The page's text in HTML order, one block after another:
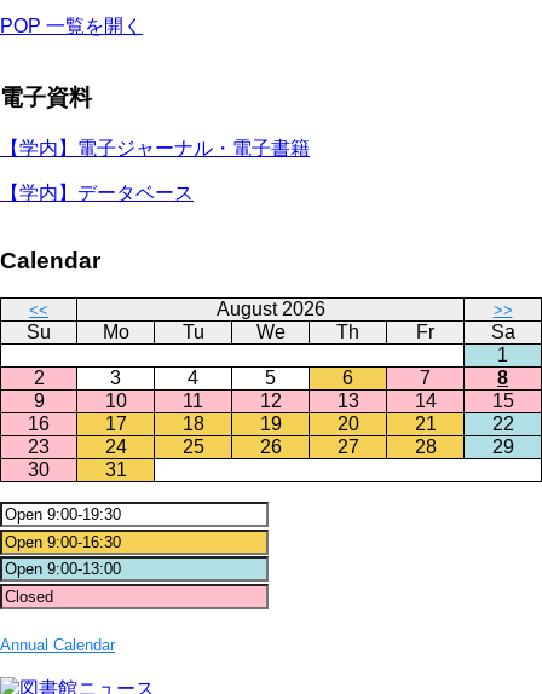
POP 一覧を開く
電子資料
【学内】電子ジャーナル・電子書籍
【学内】データベース
Calendar
<< August 2026 >>
Su Mo Tu We Th Fr
Sa
1
2
3 4 5 6 7
8
9
10 11 12 13 14
15
16
17 18 19 20 21
22
23
24 25 26 27 28
29
30
31
Annual Calendar